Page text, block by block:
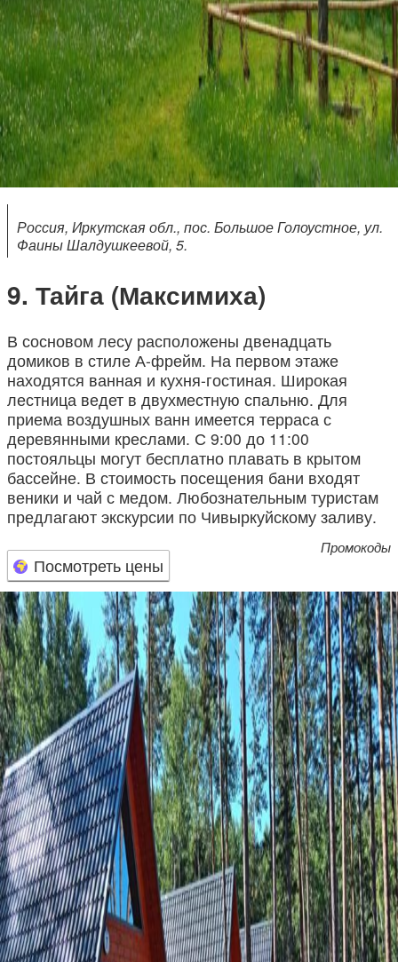
Россия, Иркутская обл., пос. Большое Голоустное, ул.
Фаины Шалдушкеевой, 5.
Тайга (Максимиха)
В сосновом лесу расположены двенадцать
домиков в стиле А-фрейм. На первом этаже
находятся ванная и кухня-гостиная. Широкая
лестница ведет в двухместную спальню. Для
приема воздушных ванн имеется терраса с
деревянными креслами. С 9:00 до 11:00
постояльцы могут бесплатно плавать в крытом
бассейне. В стоимость посещения бани входят
веники и чай с медом. Любознательным туристам
предлагают экскурсии по Чивыркуйскому заливу.
Посмотреть цены
Промокоды